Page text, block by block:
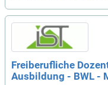
Freiberufliche
Ausbildung - BWL -